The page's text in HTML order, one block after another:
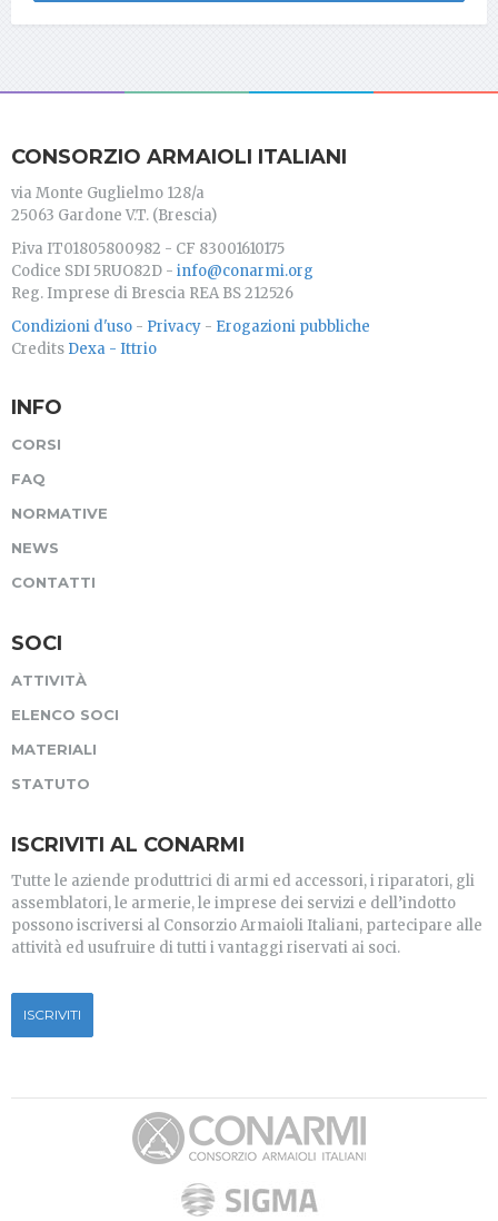
CONSORZIO ARMAIOLI ITALIANI
via Monte Guglielmo 128/a
25063 Gardone V.T. (Brescia)
P.iva IT01805800982 - CF 83001610175
Codice SDI 5RUO82D - info@conarmi.org
Reg. Imprese di Brescia REA BS 212526
Condizioni d'uso - Privacy - Erogazioni pubbliche
Credits Dexa - Ittrio
INFO
CORSI
FAQ
NORMATIVE
NEWS
CONTATTI
SOCI
ATTIVITÀ
ELENCO SOCI
MATERIALI
STATUTO
ISCRIVITI AL CONARMI
Tutte le aziende produttrici di armi ed accessori, i riparatori, gli
assemblatori, le armerie, le imprese dei servizi e dell’indotto
possono iscriversi al Consorzio Armaioli Italiani, partecipare alle
attività ed usufruire di tutti i vantaggi riservati ai soci.
ISCRIVITI